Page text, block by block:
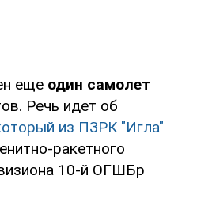
еще один самолет
Речь идет об
из ПЗРК "Игла"
ракетного
10-й ОГШБр